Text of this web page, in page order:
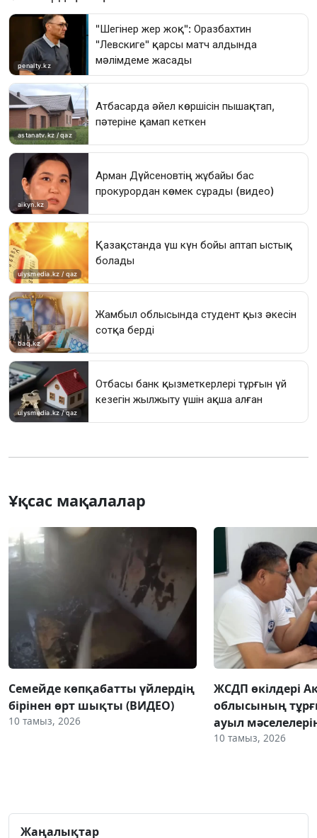
Ұқсас мақалалар
Семейде көпқабатты үйлердің
бірінен өрт шықты (ВИДЕО)
10 тамыз, 2026
ЖСДП өкілдері
облысының
ауыл
10 тамыз, 2026
Жаңалықтар